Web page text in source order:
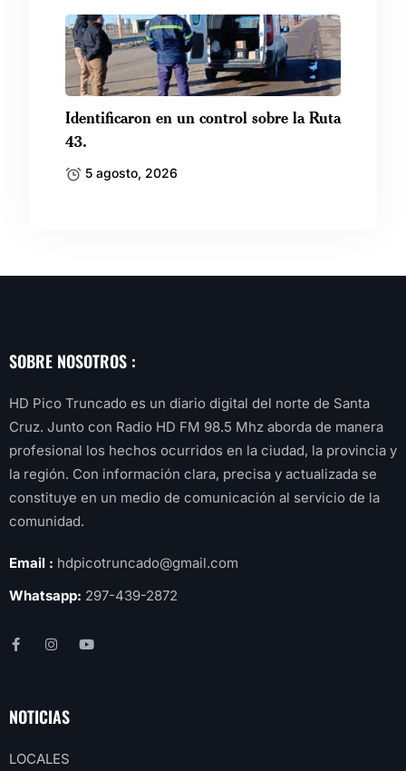
Identificaron en un control sobre la Ruta
43.
5 agosto, 2026
SOBRE NOSOTROS :
HD Pico Truncado es un diario digital del norte de Santa
Cruz. Junto con Radio HD FM 98.5 Mhz aborda de manera
profesional los hechos ocurridos en la ciudad, la provincia y
la región. Con información clara, precisa y actualizada se
constituye en un medio de comunicación al servicio de la
comunidad.
Email : hdpicotruncado@gmail.com
Whatsapp: 297-439-2872
NOTICIAS
LOCALES